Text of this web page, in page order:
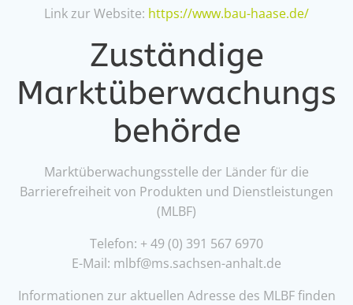
Link zur Website: https://www.bau-haase.de/
Zuständige
Marktüberwachungs
behörde
Marktüberwachungsstelle der Länder für die
Barrierefreiheit von Produkten und Dienstleistungen
(MLBF)
Telefon: + 49 (0) 391 567 6970
E-Mail: mlbf@ms.sachsen-anhalt.de
Informationen zur aktuellen Adresse des MLBF finden